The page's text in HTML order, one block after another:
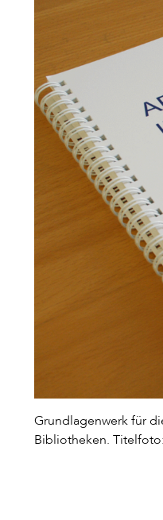
Grundlagenwerk für
Bibliotheken.